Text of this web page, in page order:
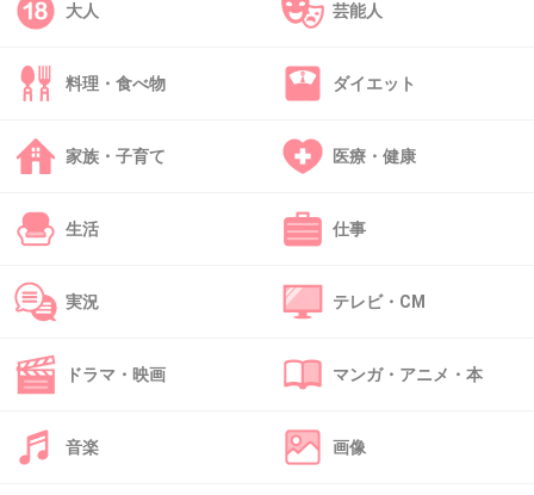
ボケを重ねるごとに笑い声がどんどん大きくな
するが映っていたな。
45. 匿名 2022/12/07(水) 16:09:43
ブラマヨの格闘技ネタ
子熊飼ってクマと戦って強くなるってやつ
1件の返信
大人 芸能人
料理・食べ物 ダイエット
家族・子育て 医療・健康
生活 仕事
実況 テレビ・CM
ドラマ・映画 マンガ・アニメ・本
音楽 画像